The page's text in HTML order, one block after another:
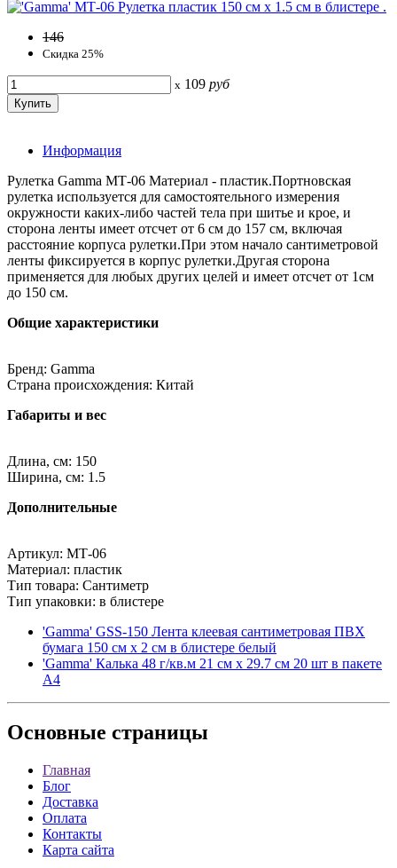
146
Скидка 25%
x 109 руб
Информация
Рулетка Gamma МТ-06 Материал - пластик.Портновская
рулетка используется для самостоятельного измерения
окружности каких-либо частей тела при шитье и крое, и
сторона ленты имеет отсчет от 6 см до 157 см, включая
расстояние корпуса рулетки.При этом начало сантиметровой
ленты фиксируется в корпус рулетки.Другая сторона
применяется для любых других целей и имеет отсчет от 1см
до 150 см.
Общие характеристики
Бренд: Gamma
Страна происхождения: Китай
Габариты и вес
Длина, см: 150
Ширина, см: 1.5
Дополнительные
Артикул: МТ-06
Материал: пластик
Тип товара: Сантиметр
Тип упаковки: в блистере
'Gamma' GSS-150 Лента клеевая сантиметровая ПВХ
бумага 150 см х 2 см в блистере белый
'Gamma' Калька 48 г/кв.м 21 см х 29.7 см 20 шт в пакете
А4
Основные страницы
Главная
Блог
Доставка
Оплата
Контакты
Карта сайта